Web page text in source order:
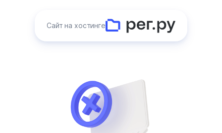
Сайт на хостинге